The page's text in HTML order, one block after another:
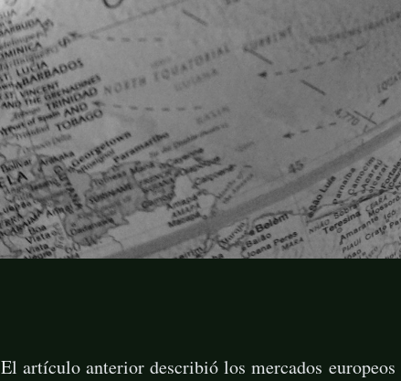
El artículo anterior describió los mercados